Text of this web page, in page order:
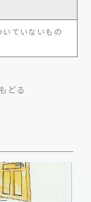
ていないもの
どる